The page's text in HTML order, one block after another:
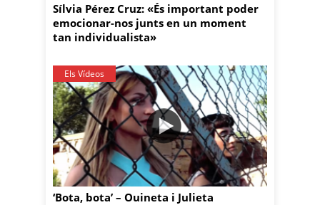
Sílvia Pérez Cruz: «És important poder
emocionar-nos junts en un moment
tan individualista»
Els Vídeos
‘Bota, bota’ – Ouineta i Julieta